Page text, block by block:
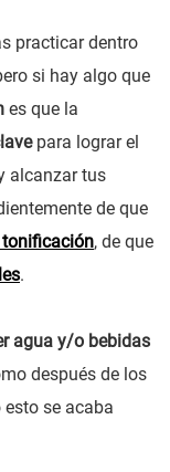
practicar dentro
si hay algo que
es que la
para lograr el
alcanzar tus
de que
, de que
.
agua y/o bebidas
después de los
se acaba